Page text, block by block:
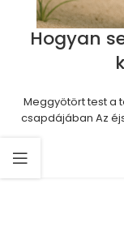
Ízületi
Hogyan
Meggyötört test a
csapdájában Az